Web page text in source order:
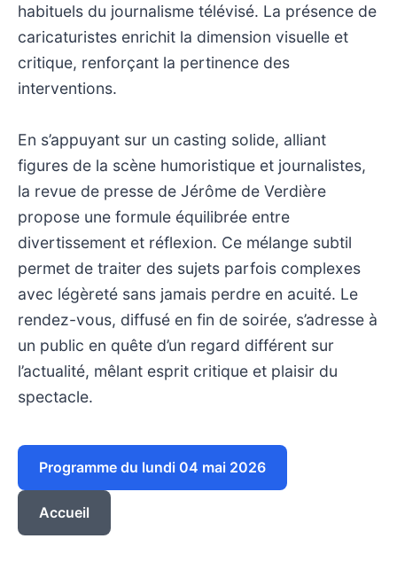
habituels du journalisme télévisé. La présence de
caricaturistes enrichit la dimension visuelle et
critique, renforçant la pertinence des
interventions.
En s’appuyant sur un casting solide, alliant
figures de la scène humoristique et journalistes,
la revue de presse de Jérôme de Verdière
propose une formule équilibrée entre
divertissement et réflexion. Ce mélange subtil
permet de traiter des sujets parfois complexes
avec légèreté sans jamais perdre en acuité. Le
rendez-vous, diffusé en fin de soirée, s’adresse à
un public en quête d’un regard différent sur
l’actualité, mêlant esprit critique et plaisir du
spectacle.
Programme du lundi 04 mai 2026
Accueil